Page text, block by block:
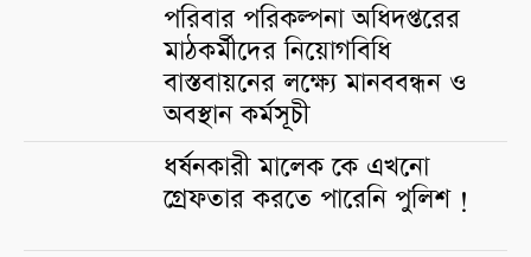
পরিবার পরিকল্পনা অধিদপ্তরের
মাঠকর্মীদের নিয়োগবিধি
বাস্তবায়নের লক্ষ্যে মানববন্ধন ও
অবস্থান কর্মসূচী
ধর্ষনকারী মালেক কে এখনো
গ্রেফতার করতে পারেনি পুলিশ !